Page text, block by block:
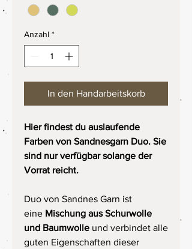
Kilogramm
Anzahl *
In den Handarbeitskorb
Hier findest du auslaufende
Farben von Sandnesgarn Duo. Sie
sind nur verfügbar solange der
Vorrat reicht.
Duo von Sandnes Garn ist
eine Mischung aus Schurwolle
und Baumwolle und verbindet alle
guten Eigenschaften dieser